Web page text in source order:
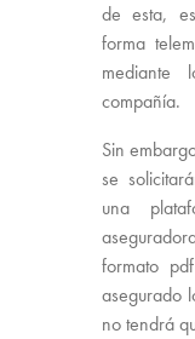
de esta,
forma
mediante
compañía.
Sin
se
una
formato
asegurado
no tendrá